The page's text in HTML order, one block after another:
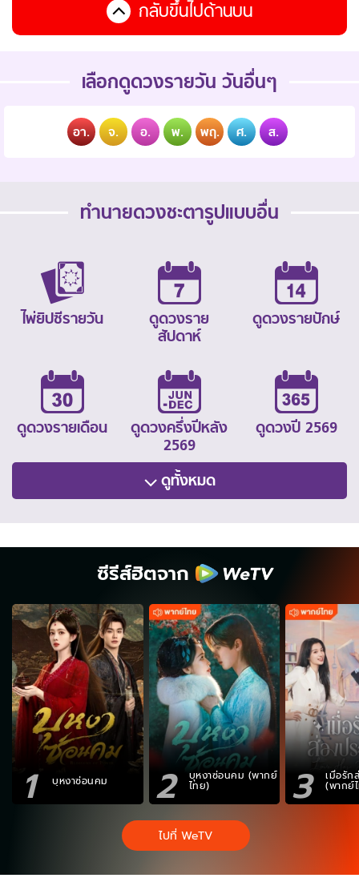
กลับขึ้นไปด้านบน
เลือกดูดวงรายวัน วันอื่นๆ
อา. จ. อ. พ. พฤ. ศ. ส.
ทำนายดวงชะตารูปแบบอื่น
ไพ่ยิปซีรายวัน
ดูดวงราย
สัปดาห์
ดูดวงรายปักษ์
ดูดวงรายเดือน
ดูดวงครึ่งปีหลัง
2569
ดูดวงปี 2569
ดูทั้งหมด
ซีรีส์ฮิตจาก
1 บุหงาซ่อนคม 2 บุหงาซ่อนคม (พากย์
ไทย) 3 เมื่อรัก
(พากย์
ไปที่ WeTV